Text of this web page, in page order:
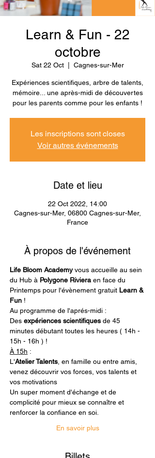
Learn & Fun - 22
octobre
Sat 22 Oct
  |
Cagnes-sur-Mer
Expériences scientifiques, arbre de talents,
mémoire... une après-midi de découvertes
pour les parents comme pour les enfants !
Les inscriptions sont closes
Voir autres événements
Date et lieu
22 Oct 2022, 14:00
Cagnes-sur-Mer, 06800 Cagnes-sur-Mer,
France
À propos de l'événement
Life Bloom Academy vous accueille au sein
du Hub à Polygone Riviera en face du
Printemps pour l'évènement gratuit Learn &
Fun !
Au programme de l'aprés-midi :
Des expériences scientifiques de 45
minutes débutant toutes les heures ( 14h -
15h - 16h ) !
À 15h :
L'Atelier Talents , en famille ou entre amis,
venez découvrir vos forces, vos talents et
vos motivations
Un super moment d'échange et de
complicité pour mieux se connaître et
renforcer la confiance en soi.
En savoir plus